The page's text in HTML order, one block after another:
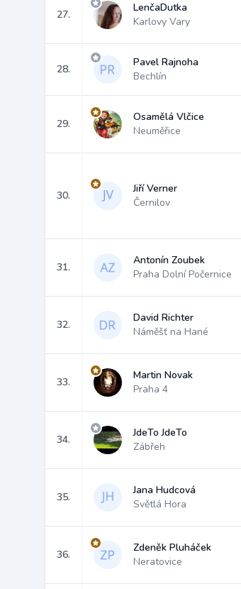
27.
LenčaDutka
Karlovy Vary
28.
Pavel Rajnoha
Bechlín
29.
Osamělá Vlčice
Neuměřice
30.
Jiří Verner
Černilov
31.
Antonín Zoubek
Praha Dolní Počernice
32.
David Richter
Náměšť na Hané
33.
Martin Novak
Praha 4
34.
JdeTo JdeTo
Zábřeh
35.
Jana Hudcová
Světlá Hora
36.
Zdeněk Pluháček
Neratovice